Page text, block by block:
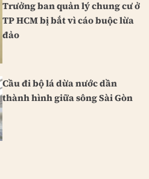
Trưởng ban quản lý chung cư ở
TP HCM bị bắt vì cáo buộc lừa
đảo
Cầu đi bộ lá dừa nước dần
thành hình giữa sông Sài Gòn